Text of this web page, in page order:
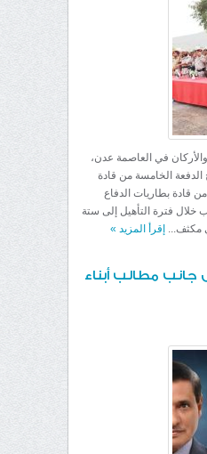
في العاصمة عدن،
الخامسة من قادة
من قادة بطاريات الدفاع
خلال فترة التأهيل إلى ستة
مكثف... إقرأ المزيد »
جانب مطالب أبناء